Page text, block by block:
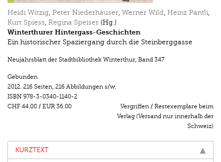
Heidi Witzig, Peter Niederhäuser, Werner Wild, Heinz Pantli,
Kurt Spiess, Regina Speiser (Hg.)
Winterthurer Hintergass-Geschichten
Ein historischer Spaziergang durch die Steinberggasse
Neujahrsblatt der Stadtbibliothek Winterthur, Band 347
Gebunden
2012. 216 Seiten, 216 Abbildungen s/w.
ISBN 978-3-0340-1140-2
CHF 44.00 / EUR 36.00
Vergriffen / Restexemplare beim
Verlag (Versand nur innerhalb der
Schweiz)
KURZTEXT